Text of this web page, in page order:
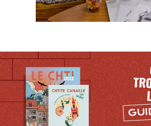
DEPUIS 1973